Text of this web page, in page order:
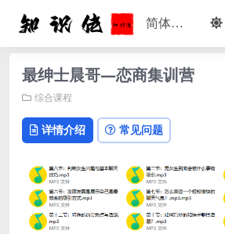
最绅士晨哥—恋商集训营
综合课程
详情介绍 常见问题